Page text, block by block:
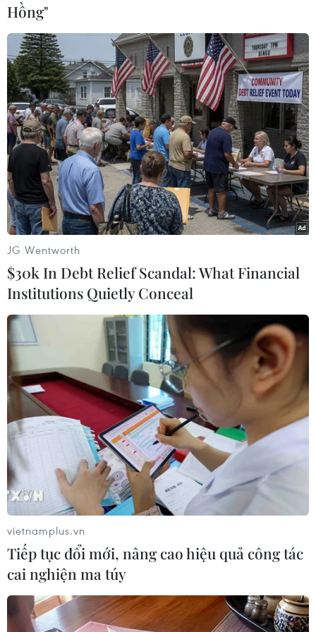
Thanh Hóa: Triệt phá cơ
sở sản xuất, buôn bán mỹ
phẩm giả
Nguyễn Thị Dung, sinh năm 1995,
trú tại xã Hợp Thắng, Triệu Sơn,
đã đặt mua các loại kem, serum
và các chất pha trộn trên mạng xã
hội với giá 50.000 đồng/1kg cùng
với một số chất tạo màu, tạo mùi.
#Hạnh Nguyễn Beauty #mỹ phẩm giả
#hàng giả
Hồng"
JG Wentworth
$30k In Debt Relief Scandal: What Financial
Institutions Quietly Conceal
vietnamplus.vn
Tiếp tục đổi mới, nâng cao hiệu quả công tác
cai nghiện ma túy